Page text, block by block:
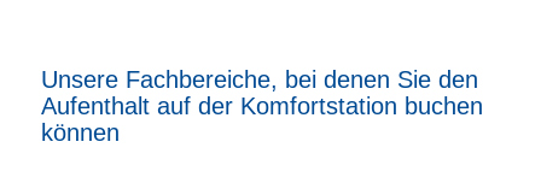
Unsere Fachbereiche, bei denen Sie den
Aufenthalt auf der Komfortstation buchen
können